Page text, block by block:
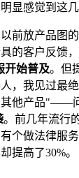
显感觉到这几
前放产品图
的客户反馈
开始普及。但
，我见过最
其他产品"——
。前几年流行
个做法律服
提高了30%。